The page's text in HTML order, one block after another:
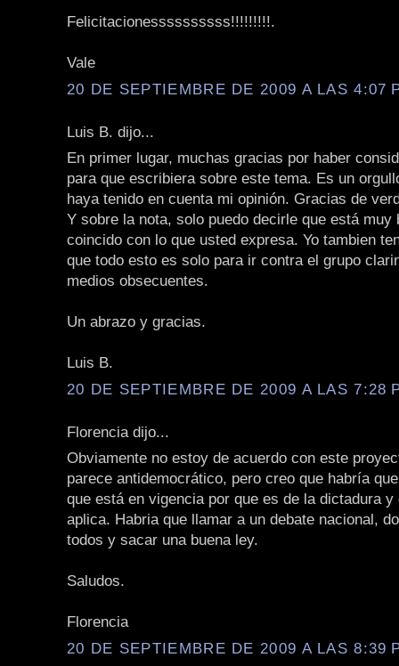
Felicitacionessssssssss!!!!!!!!!.
Vale
20 DE SEPTIEMBRE DE 2009 A LAS 4:07
Luis B. dijo...
En primer lugar, muchas gracias por haber
para que escribiera sobre este tema. Es un
haya tenido en cuenta mi opinión. Gracias de
Y sobre la nota, solo puedo decirle que está muy
coincido con lo que usted expresa. Yo tambien
que todo esto es solo para ir contra el grupo
medios obsecuentes.
Un abrazo y gracias.
Luis B.
20 DE SEPTIEMBRE DE 2009 A LAS 7:28
Florencia dijo...
Obviamente no estoy de acuerdo con este
parece antidemocrático, pero creo que habría
que está en vigencia por que es de la dictadura
aplica. Habria que llamar a un debate nacional,
todos y sacar una buena ley.
Saludos.
Florencia
20 DE SEPTIEMBRE DE 2009 A LAS 8:39